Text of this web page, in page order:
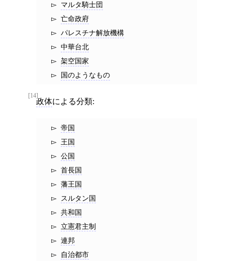
マルタ騎士団
亡命政府
パレスチナ解放機構
中華台北
架空国家
国のようなもの
[14]
政体による分類:
帝国
王国
公国
首長国
藩王国
スルタン国
共和国
立憲君主制
連邦
自治都市